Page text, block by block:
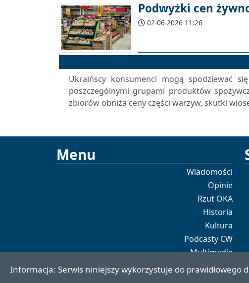
Podwyżki cen
02-06-2026 11:26
Ukraińscy konsumenci mogą spodziewać
poszczególnymi grupami produktów
zbiorów obniża ceny części warzyw, skutki
Menu
Wiadomości
Opinie
Rzut OKA
Historia
Kultura
Podcasty CW
Multimedia
Portal
Informacja: Serwis niniejszy wykorzystuje do prawidłowego